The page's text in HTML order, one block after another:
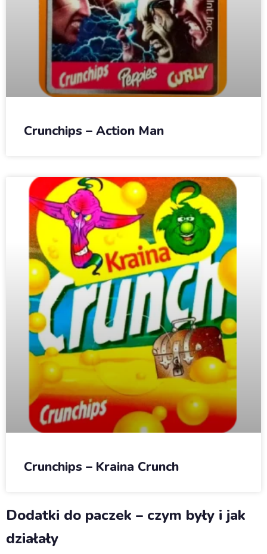
Crunchips – Action Man
Crunchips – Kraina Crunch
Dodatki do paczek – czym były i jak
działały